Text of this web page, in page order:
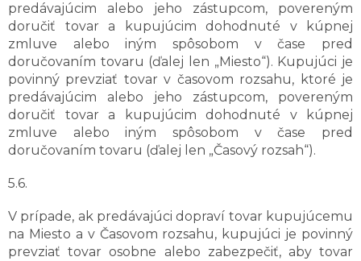
predávajúcim alebo jeho zástupcom, povereným
doručiť tovar a kupujúcim dohodnuté v kúpnej
zmluve alebo iným spôsobom v čase pred
doručovaním tovaru (ďalej len „Miesto“). Kupujúci je
povinný prevziať tovar v časovom rozsahu, ktoré je
predávajúcim alebo jeho zástupcom, povereným
doručiť tovar a kupujúcim dohodnuté v kúpnej
zmluve alebo iným spôsobom v čase pred
doručovaním tovaru (ďalej len „Časový rozsah“).
5.6.
V prípade, ak predávajúci dopraví tovar kupujúcemu
na Miesto a v Časovom rozsahu, kupujúci je povinný
prevziať tovar osobne alebo zabezpečiť, aby tovar